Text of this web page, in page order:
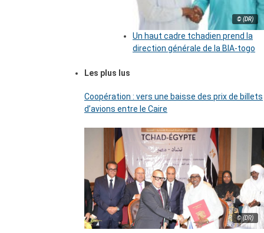
© (DR)
Un haut cadre tchadien prend la
direction générale de la BIA-togo
Les plus lus
Coopération : vers une baisse des prix de billets
d’avions entre le Caire
© (DR)